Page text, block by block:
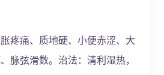
疼痛、质地硬、小便赤涩、大
脉弦滑数。治法：清利湿热，